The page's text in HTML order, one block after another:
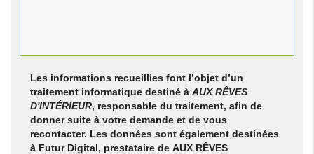
Les informations recueillies font l’objet d’un
traitement informatique destiné àAUX RÊVES
D'INTÉRIEUR, responsable du traitement, afin de
donner suite à votre demande et de vous
recontacter. Les données sont également destinées
à Futur Digital, prestataire de AUX RÊVES